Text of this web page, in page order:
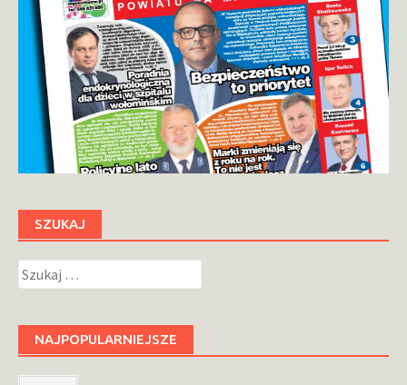
SZUKAJ
Szukaj:
NAJPOPULARNIEJSZE